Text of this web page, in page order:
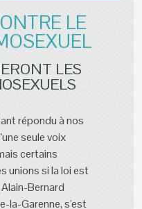
LE
LES
répondu à nos
seule voix
certains
unions si la loi est
Bernard
la-Garenne, s'est